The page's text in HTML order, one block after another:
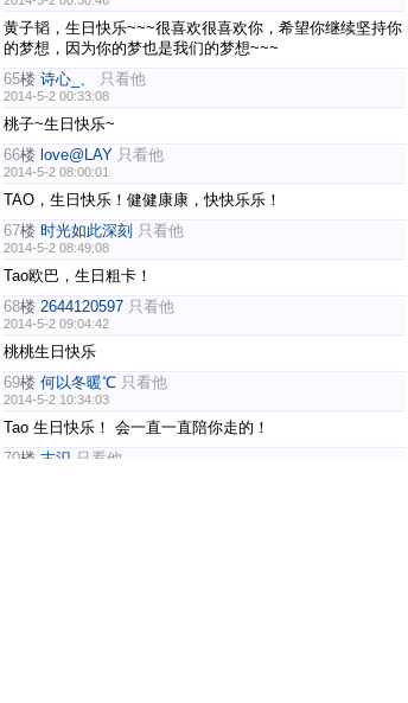
黄子韬，生日快乐~~~很喜欢很喜欢你，希望你继续坚持你
的梦想，因为你的梦也是我们的梦想~~~
65楼 诗心_、 只看他
2014-5-2 00:33:08
桃子~生日快乐~
66楼 love@LAY 只看他
2014-5-2 08:00:01
TAO，生日快乐！健健康康，快快乐乐！
67楼 时光如此深刻 只看他
2014-5-2 08:49:08
Tao欧巴，生日粗卡！
68楼 2644120597 只看他
2014-5-2 09:04:42
桃桃生日快乐
69楼 何以冬暖℃ 只看他
2014-5-2 10:34:03
Tao 生日快乐！ 会一直一直陪你走的！
70楼 古氾 只看他